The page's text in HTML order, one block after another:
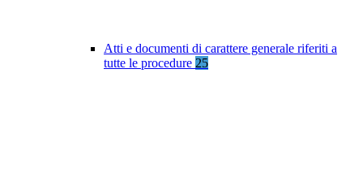
Atti e documenti di carattere generale riferiti a
tutte le procedure 25